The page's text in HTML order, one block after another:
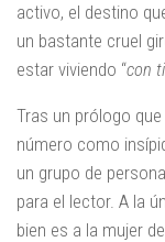
activo, el destino
un bastante cruel
estar viviendo “con
Tras un prólogo
número como
un grupo de
para el lector. A la
bien es a la mujer